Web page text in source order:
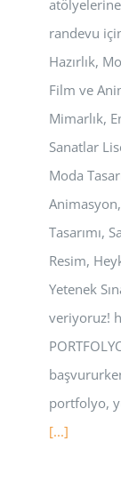
atölyelerine
randevu
Hazırlık,
Film ve
Mimarlık,
Sanatlar
Moda
Tasarımı,
Resim,
Yetenek
veriyoruz!
portfolyo,
[...]